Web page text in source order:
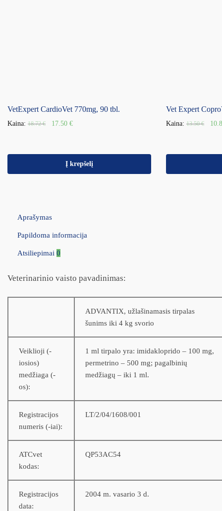
VetExpert CardioVet 770mg, 90 tbl.
Kaina: 18.72€ 17.50 €
Į krepšelį
Vet Expert
Kaina: 13.50€
Aprašymas
Papildoma informacija
Atsiliepimai 0
Veterinarinio vaisto pavadinimas:
ADVANTIX, užlašinamasis tirpalas
šunims iki 4 kg svorio
Veiklioji (-
iosios)
medžiaga (-
os):
1 ml tirpalo yra: imidakloprido – 100 mg,
permetrino – 500 mg; pagalbinių
medžiagų – iki 1 ml.
Registracijos
numeris (-iai):
LT/2/04/1608/001
ATCvet
kodas:
QP53AC54
Registracijos
data:
2004 m. vasario 3 d.